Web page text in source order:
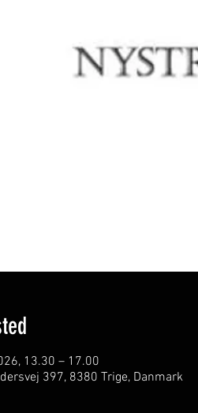
13.30 – 17.00
397, 8380 Trige, Danmark